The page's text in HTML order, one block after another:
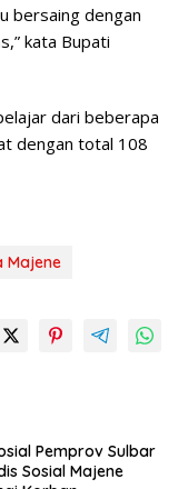
bersaing dengan
kata Bupati
dari beberapa
dengan total 108
Majene
Pemprov Sulbar
Sosial Majene